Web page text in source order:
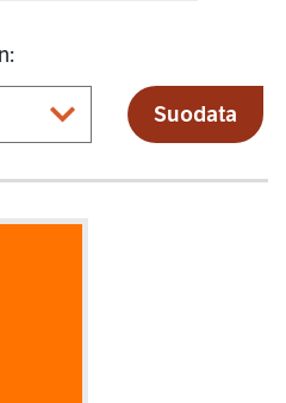
Suodata